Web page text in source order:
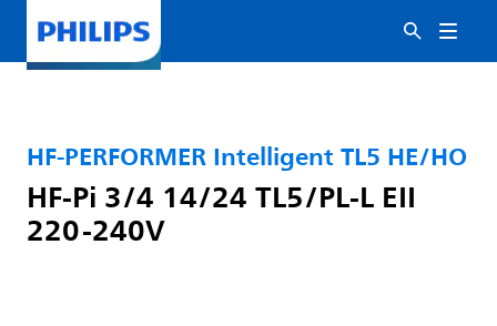
HF-PERFORMER Intelligent TL5 HE/HO
HF-Pi 3/4 14/24 TL5/PL-L EII
220-240V